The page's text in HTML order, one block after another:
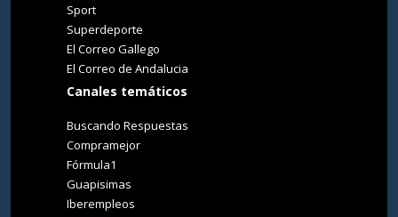
Sport
Superdeporte
El Correo Gallego
El Correo de Andalucia
Canales temáticos
Buscando Respuestas
Compramejor
Fórmula1
Guapisimas
Iberempleos